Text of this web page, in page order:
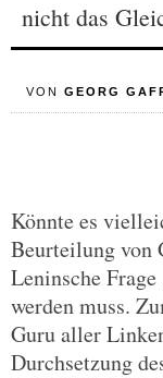
nicht das
VON GEORG
Könnte es
Beurteilung von
Leninsche
werden muss.
Guru aller
Durchsetzung